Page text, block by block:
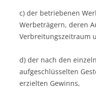
c) der betriebenen
Werbeträgern, deren
Verbreitungszeitraum
d) der nach den
aufgeschlüsselten
erzielten Gewinns,